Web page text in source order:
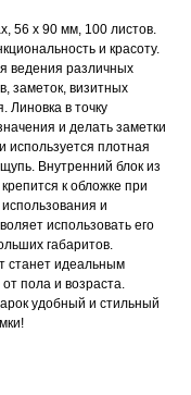
56 х 90 мм, 100 листов.
и красоту.
ведения различных
заметок, визитных
Линовка в точку
и делать заметки
используется плотная
Внутренний блок из
к обложке при
и
использовать его
габаритов.
станет идеальным
пола и возраста.
удобный и стильный